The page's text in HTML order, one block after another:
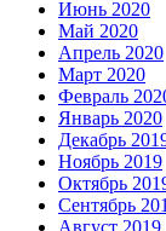
Июнь 2020
Май 2020
Апрель 2020
Март 2020
Февраль
Январь 2020
Декабрь
Ноябрь 2019
Октябрь
Сентябрь